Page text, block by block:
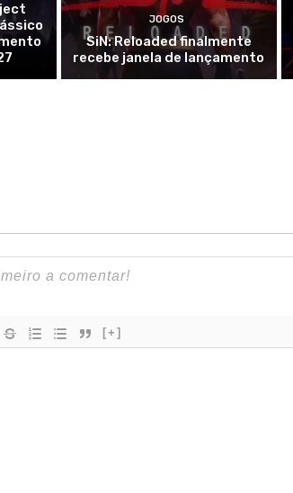
JOGOS
SiN: Reloaded finalmente
recebe janela de lançamento
[+]